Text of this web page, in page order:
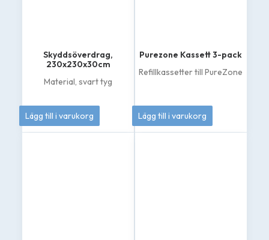
på
produktsidan
Skyddsöverdrag,
230x230x30cm
Material, svart tyg
1 295kr
Lägg till i varukorg
Purezone Kassett 3-pack
Refillkassetter till PureZone
869kr
Lägg till i varukorg